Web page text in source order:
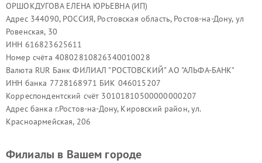
ОРШОКДУГОВА ЕЛЕНА ЮРЬЕВНА (ИП)
Адрес 344090, РОССИЯ, Ростовская область, Ростов-на-Дону, ул
Ровенская, 30
ИНН 616823625611
Номер счёта 40802810826340010028
Валюта RUR Банк ФИЛИАЛ "РОСТОВСКИЙ" АО "АЛЬФА-БАНК"
ИНН банка 7728168971 БИК 046015207
Корреспондентский счёт 30101810500000000207
Адрес банка г.Ростов-на-Дону, Кировский район, ул.
Красноармейская, 206
Филиалы в Вашем городе